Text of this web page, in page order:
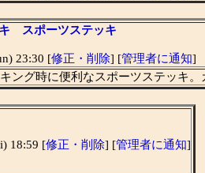
スポーツステッキ
23:30 [修正・削除] [管理者に通知]
ング時に便利なスポーツステッキ
18:59 [修正・削除] [管理者に通知]